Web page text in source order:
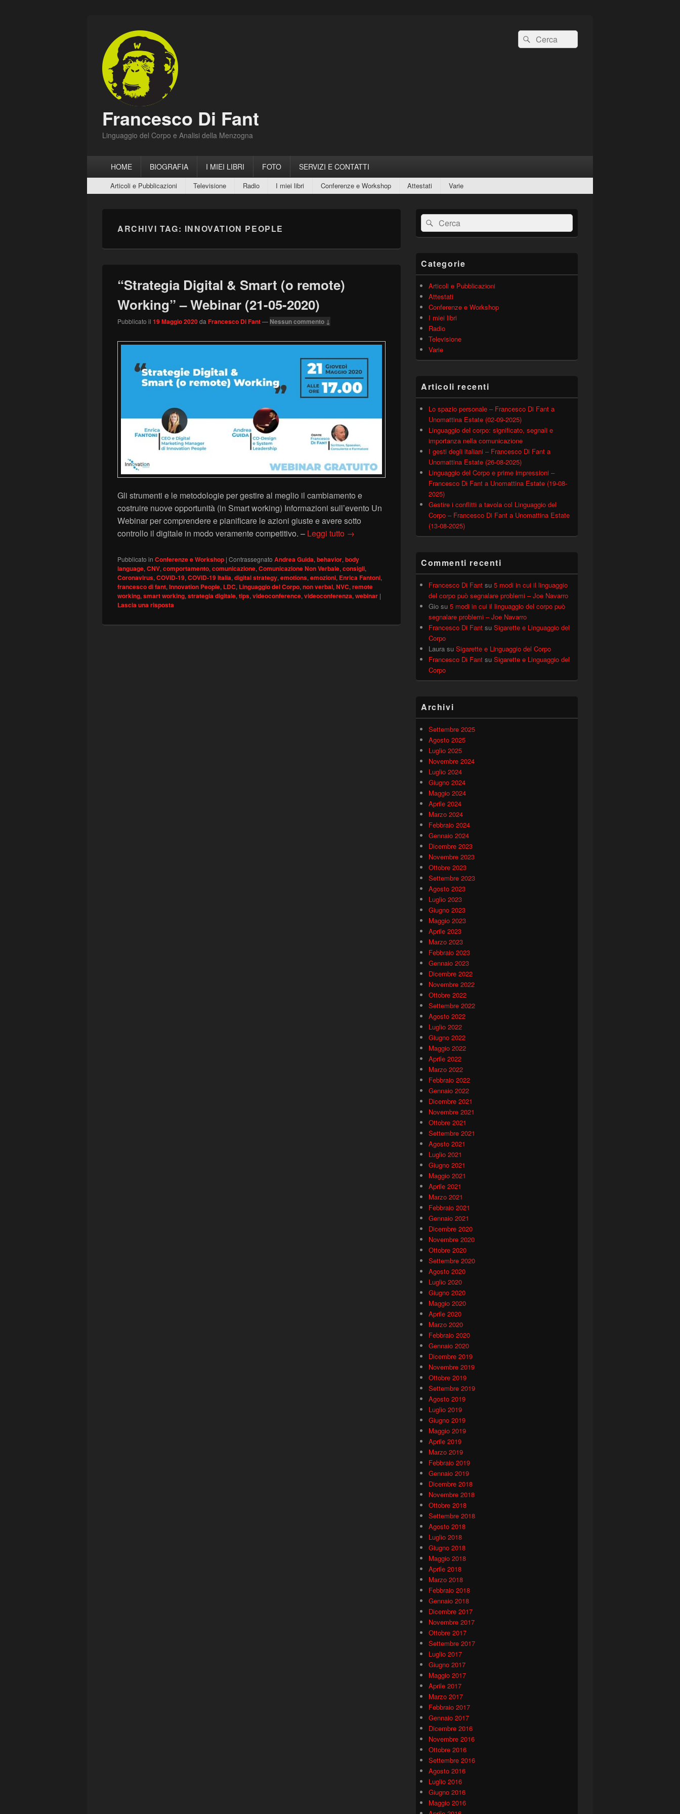
Francesco Di Fant
Linguaggio del Corpo e Analisi della Menzogna
Cerca:Cerca
principaleHOME BIOGRAFIA I MIEI LIBRI FOTO SERVIZI E CONTATTI
secondario
Articoli e Pubblicazioni Televisione Radio I miei libri Conferenze e Workshop Attestati Varie
ARCHIVI TAG: INNOVATION PEOPLE
“Strategia Digital & Smart (o remote)
Working” – Webinar (21-05-2020)
Pubblicato il 19 Maggio 2020da Francesco Di Fant— Nessun commento ↓
Gli strumenti e le metodologie per gestire al meglio il cambiamento e
costruire nuove opportunità (in Smart working) Informazioni sull’evento Un
Webinar per comprendere e pianificare le azioni giuste e avere sotto
controllo il digitale in modo veramente competitivo. – Leggi tutto “Strategia Digital & Smart (o remote) Working” – Webinar (21-05-2020)
→
Pubblicato in Conferenze e Workshop | Contrassegnato Andrea Guida, behavior, body
language, CNV, comportamento, comunicazione, Comunicazione Non Verbale, consigli,
Coronavirus, COVID-19, COVID-19 Italia, digital strategy, emotions, emozioni, Enrica Fantoni,
francesco di fant, Innovation People, LDC, Linguaggio del Corpo, non verbal, NVC, remote
working, smart working, strategia digitale, tips, videoconference, videoconferenza, webinar |
Lascia una risposta
Area
widget
barra
laterale
Cerca:Cerca
Categorie
Articoli e Pubblicazioni
Attestati
Conferenze e Workshop
I miei libri
Radio
Televisione
Varie
Articoli recenti
Lo spazio personale – Francesco Di Fant a
Unomattina Estate (02-09-2025)
Linguaggio del corpo: significato, segnali e
importanza nella comunicazione
I gesti degli italiani – Francesco Di Fant a
Unomattina Estate (26-08-2025)
Linguaggio del Corpo e prime impressioni –
Francesco Di Fant a Unomattina Estate (19-08-
2025)
Gestire i conflitti a tavola col Linguaggio del
Corpo – Francesco Di Fant a Unomattina Estate
(13-08-2025)
Commenti recenti
Francesco Di Fant su 5 modi in cui il linguaggio
del corpo può segnalare problemi – Joe Navarro
Gio su 5 modi in cui il linguaggio del corpo può
segnalare problemi – Joe Navarro
Francesco Di Fant su Sigarette e Linguaggio del
Corpo
Laura su Sigarette e Linguaggio del Corpo
Francesco Di Fant su Sigarette e Linguaggio del
Corpo
Archivi
Settembre 2025
Agosto 2025
Luglio 2025
Novembre 2024
Luglio 2024
Giugno 2024
Maggio 2024
Aprile 2024
Marzo 2024
Febbraio 2024
Gennaio 2024
Dicembre 2023
Novembre 2023
Ottobre 2023
Settembre 2023
Agosto 2023
Luglio 2023
Giugno 2023
Maggio 2023
Aprile 2023
Marzo 2023
Febbraio 2023
Gennaio 2023
Dicembre 2022
Novembre 2022
Ottobre 2022
Settembre 2022
Agosto 2022
Luglio 2022
Giugno 2022
Maggio 2022
Aprile 2022
Marzo 2022
Febbraio 2022
Gennaio 2022
Dicembre 2021
Novembre 2021
Ottobre 2021
Settembre 2021
Agosto 2021
Luglio 2021
Giugno 2021
Maggio 2021
Aprile 2021
Marzo 2021
Febbraio 2021
Gennaio 2021
Dicembre 2020
Novembre 2020
Ottobre 2020
Settembre 2020
Agosto 2020
Luglio 2020
Giugno 2020
Maggio 2020
Aprile 2020
Marzo 2020
Febbraio 2020
Gennaio 2020
Dicembre 2019
Novembre 2019
Ottobre 2019
Settembre 2019
Agosto 2019
Luglio 2019
Giugno 2019
Maggio 2019
Aprile 2019
Marzo 2019
Febbraio 2019
Gennaio 2019
Dicembre 2018
Novembre 2018
Ottobre 2018
Settembre 2018
Agosto 2018
Luglio 2018
Giugno 2018
Maggio 2018
Aprile 2018
Marzo 2018
Febbraio 2018
Gennaio 2018
Dicembre 2017
Novembre 2017
Ottobre 2017
Settembre 2017
Luglio 2017
Giugno 2017
Maggio 2017
Aprile 2017
Marzo 2017
Febbraio 2017
Gennaio 2017
Dicembre 2016
Novembre 2016
Ottobre 2016
Settembre 2016
Agosto 2016
Luglio 2016
Giugno 2016
Maggio 2016